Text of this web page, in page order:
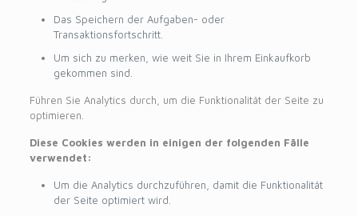
Das Speichern der Aufgaben- oder
Transaktionsfortschritt.
Um sich zu merken, wie weit Sie in Ihrem Einkaufkorb
gekommen sind.
Führen Sie Analytics durch, um die Funktionalität der Seite zu
optimieren.
Diese Cookies werden in einigen der folgenden Fälle
verwendet:
Um die Analytics durchzuführen, damit die Funktionalität
der Seite optimiert wird.